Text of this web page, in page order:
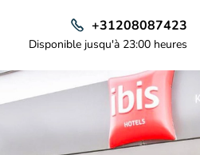
+31208087423
Disponible jusqu'à 23:00 heures